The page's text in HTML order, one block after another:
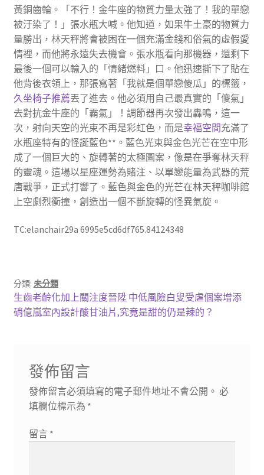
黃銅齒輪。「不行！金牛座的物質力量太強了！我的單戀
被汙染了！」張水瓶大喊。他知道，如果牛土豪的物質力
量勝出，林天秤將會被困在一個充滿金錢和俗氣的虛假愛
情裡，而他將永遠失去機會。張水瓶看向那機器，還剩下
最後一個可以輸入的「情緒燃料」口。他迅速撕下了貼在
他背後衣領上，那張寫著「我就是個單戀傻瓜」的標籤，
久坐椅子推薦丟了進去。他必須用自己最真實的「傻氣」
去對抗金牛座的「霸氣」！調節器再次發出轟鳴，這一
次，射向天空的光束不再是彩虹色，而是幸福空間充滿了
水瓶座特有的怪誕藍色**。藍色光束與金色光芒在空中形
成了一個巨大的、旋轉著的太極圖案，像是在爭奪林天秤
的靈魂。這場以星座運勢為賭注、以單戀能量為武器的荒
唐戰爭，正式打響了。藍色與金色的光芒在林天秤咖啡館
上空劇烈衝撞，創造出一個不斷旋轉的怪異氣旋。
TC:elanchair29a 6995e5cd6df765.84124348
分類: 未分類
文
章
覽
上
一
生齒老齡化加上關注度晉陞 中低風險白叟受虐個案增添
下
硝億嵐室內設計酸甘油片,究竟是甜的仍是辣的？
發佈留言
發佈留言必須填寫的電子郵件地址不會公開。 必
填欄位標示為 *
留言 *